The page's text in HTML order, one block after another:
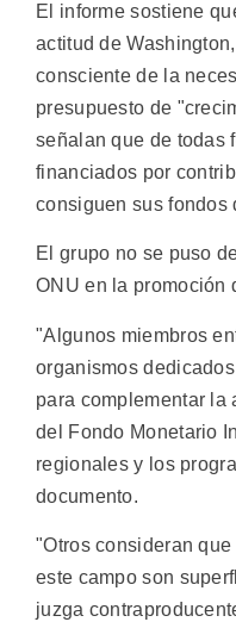
El informe sostiene
actitud de
consciente de la
presupuesto de
señalan que de todas
financiados por
consiguen sus fondos
El grupo no se puso
ONU en la promoción
"Algunos miembros
organismos
para complementar
del Fondo Monetario
regionales y los
documento.
"Otros consideran
este campo son
juzga